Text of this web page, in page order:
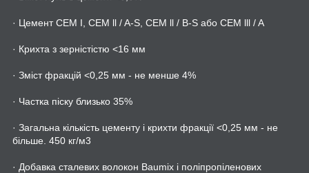
· Цемент CEM I, CEM ll / A-S, CEM ll / B-S або CEM lll / A
· Крихта з зерністістю <16 мм
· Зміст фракцій <0,25 мм - не менше 4%
· Частка піску близько 35%
· Загальна кількість цементу і крихти фракції <0,25 мм - не
більше. 450 кг/м3
· Добавка сталевих волокон Baumix і поліпропіленових